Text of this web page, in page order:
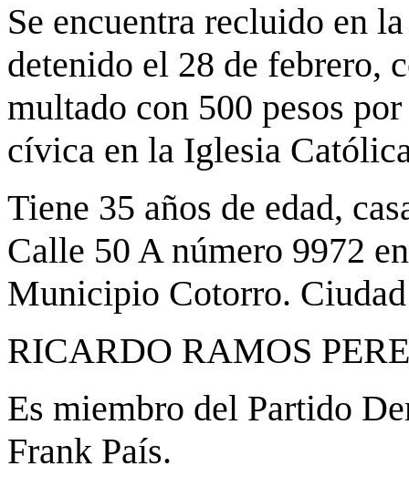
Se encuentra recluido en
detenido el 28 de febrero,
multado con 500 pesos
cívica en la Iglesia
Tiene 35 años de edad,
Calle 50 A número 9972
Municipio Cotorro.
RICARDO RAMOS
Es miembro del Partido
Frank País.